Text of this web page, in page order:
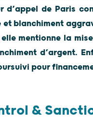
d’appel de Paris
blanchiment
mentionne la
d’argent.
pour
&